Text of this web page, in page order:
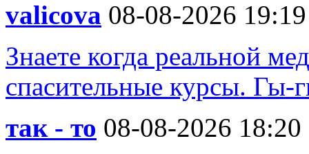
valicova 08-08-2026 19:19
Знаете когда реальной
спасительные курсы. Гы-
так - то 08-08-2026 18:20